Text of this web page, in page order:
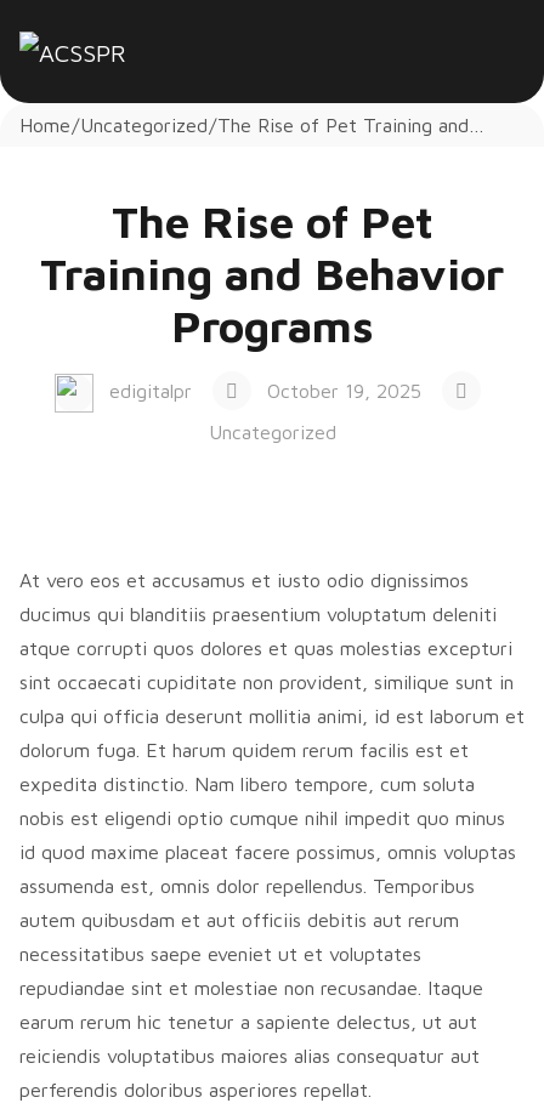
Home Uncategorized The Rise of Pet Training and
The Rise of Pet
Training and Behavior
Programs
edigitalpr
October 19, 2025
Uncategorized
At vero eos et accusamus et iusto odio dignissimos
ducimus qui blanditiis praesentium voluptatum deleniti
atque corrupti quos dolores et quas molestias excepturi
sint occaecati cupiditate non provident, similique sunt in
culpa qui officia deserunt mollitia animi, id est laborum et
dolorum fuga. Et harum quidem rerum facilis est et
expedita distinctio. Nam libero tempore, cum soluta
nobis est eligendi optio cumque nihil impedit quo minus
id quod maxime placeat facere possimus, omnis voluptas
assumenda est, omnis dolor repellendus. Temporibus
autem quibusdam et aut officiis debitis aut rerum
necessitatibus saepe eveniet ut et voluptates
repudiandae sint et molestiae non recusandae. Itaque
earum rerum hic tenetur a sapiente delectus, ut aut
reiciendis voluptatibus maiores alias consequatur aut
perferendis doloribus asperiores repellat.